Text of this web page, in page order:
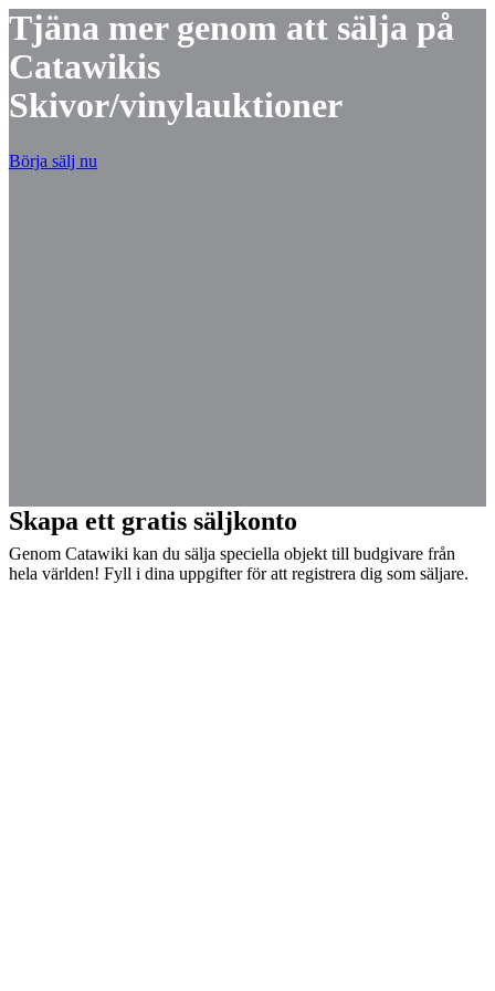
Tjäna mer genom att sälja på
Catawikis
Skivor/vinylauktioner
Börja sälj nu
Skapa ett gratis säljkonto
Genom Catawiki kan du sälja speciella objekt till budgivare från
hela världen! Fyll i dina uppgifter för att registrera dig som säljare.